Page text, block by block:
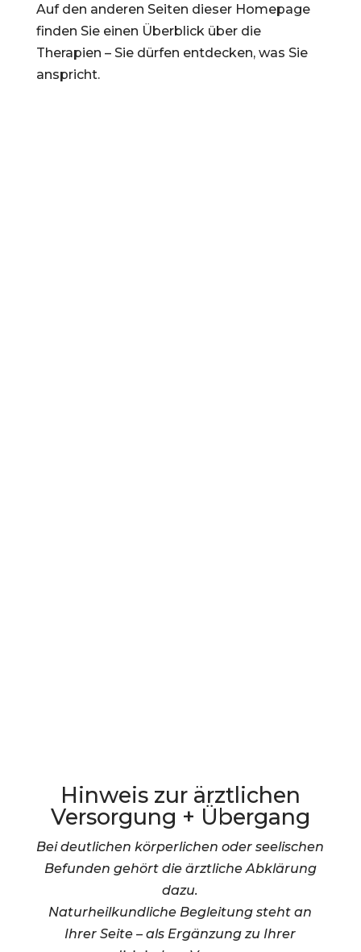
Auf den anderen Seiten dieser Homepage
finden Sie einen Überblick über die
Therapien – Sie dürfen entdecken, was Sie
anspricht.
Hinweis zur ärztlichen
Versorgung + Übergang
Bei deutlichen körperlichen oder seelischen
Befunden gehört die ärztliche Abklärung
dazu.
Naturheilkundliche Begleitung steht an
Ihrer Seite – als Ergänzung zu Ihrer